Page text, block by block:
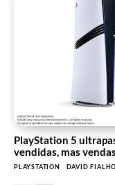
PlayStation 5
vendidas, mas
PLAYSTATION DAVID FIALHO